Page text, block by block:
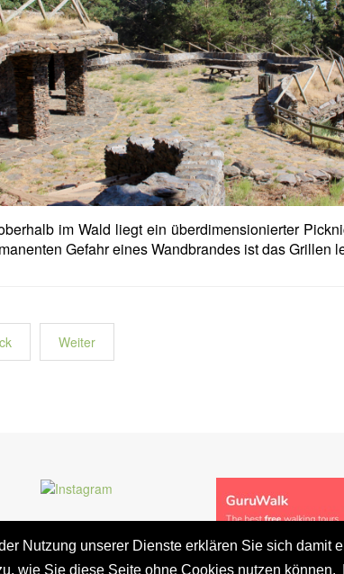
Nutzung unserer Dienste erklären Sie sich damit
wie Sie diese Seite ohne Cookies nutzen können.
im Wald liegt ein überdimensionierter
Gefahr eines Wandbrandes ist das Grillen
Weiter